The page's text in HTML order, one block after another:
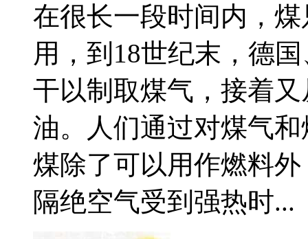
在很长一段时间内，
用，到18世纪末，德
干以制取煤气，接着
油。人们通过对煤气
煤除了可以用作燃料
隔绝空气受到强热时...